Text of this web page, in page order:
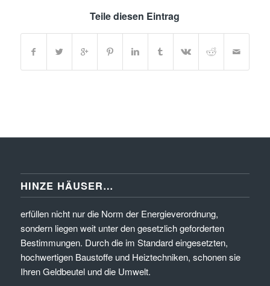
Teile diesen Eintrag
HINZE HÄUSER…
erfüllen nicht nur die Norm der Energieverordnung,
sondern liegen weit unter den gesetzlich geforderten
Bestimmungen. Durch die im Standard eingesetzten,
hochwertigen Baustoffe und Heiztechniken, schonen sie
Ihren Geldbeutel und die Umwelt.